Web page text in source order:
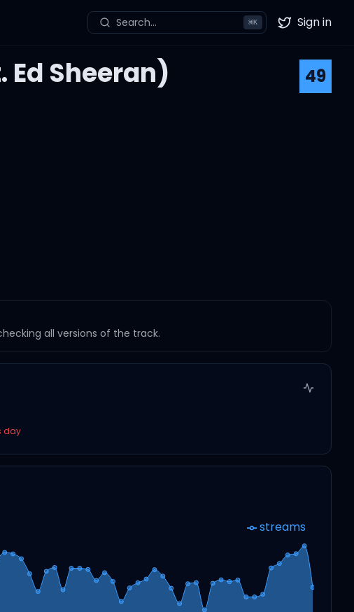
Search... ⌘K Twitter
Sign in
Sheeran)
49
all versions of the track.
day
streams